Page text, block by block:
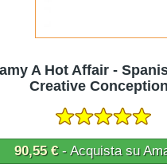
A Hot Affair -
Creative
90,55 €- Acquista su